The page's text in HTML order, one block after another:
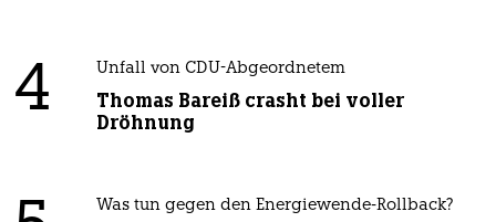
4 Unfall von CDU-Abgeordnetem
Thomas Bareiß crasht bei voller
Dröhnung
Was tun gegen den Energiewende-Rollback?